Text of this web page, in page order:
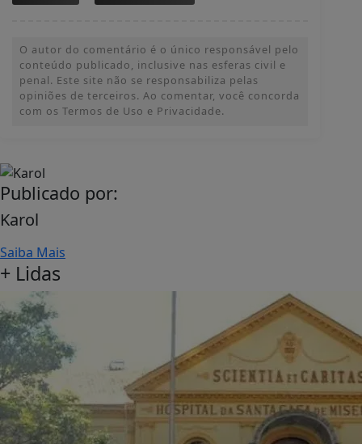
O autor do comentário é o único responsável pelo
conteúdo publicado, inclusive nas esferas civil e
penal. Este site não se responsabiliza pelas
opiniões de terceiros. Ao comentar, você concorda
com os Termos de Uso e Privacidade.
Publicado por:
Karol
Saiba Mais
+ Lidas